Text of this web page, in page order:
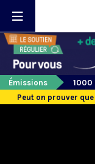
Émissions
1000
Peut on prouver que